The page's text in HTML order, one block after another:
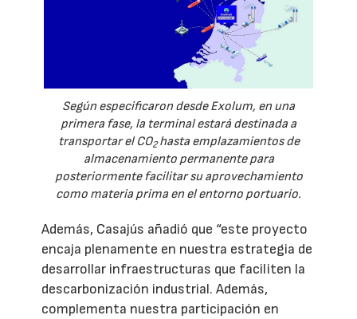
Según especificaron desde Exolum, en una
primera fase, la terminal estará destinada a
transportar el CO2hasta emplazamientos de
almacenamiento permanente para
posteriormente facilitar su aprovechamiento
como materia prima en el entorno portuario.
Además, Casajús añadió que “este proyecto
encaja plenamente en nuestra estrategia de
desarrollar infraestructuras que faciliten la
descarbonización industrial. Además,
complementa nuestra participación en